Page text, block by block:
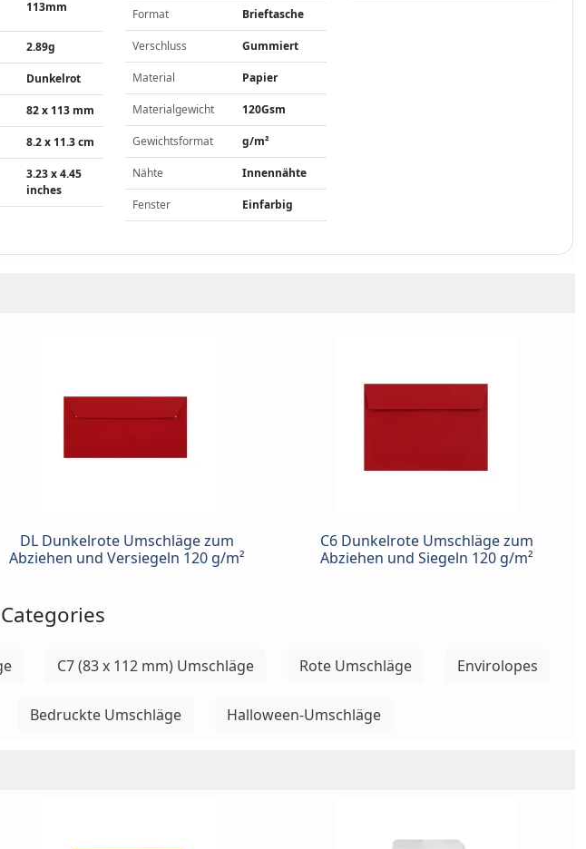
113mm
2.89g
Dunkelrot
82 x 113 mm
8.2 x 11.3 cm
3.23 x 4.45
inches
Format Brieftasche
Verschluss Gummiert
Material Papier
Materialgewicht 120Gsm
Gewichtsformat g/m²
Nähte Innennähte
Fenster Einfarbig
DL Dunkelrote Umschläge zum
Abziehen und Versiegeln 120 g/m²
C6 Dunkelrote Umschläge zum
Abziehen und Siegeln 120 g/m²
C7 (83 x 112 mm) Umschläge Rote Umschläge Envirolopes
Bedruckte Umschläge Halloween-Umschläge